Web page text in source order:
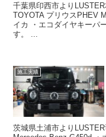
千葉県印西市より
TOYOTA プリウスPHEV
イカ ・エコダイヤキーパ
す。 ...
施工実績
茨城県土浦市より